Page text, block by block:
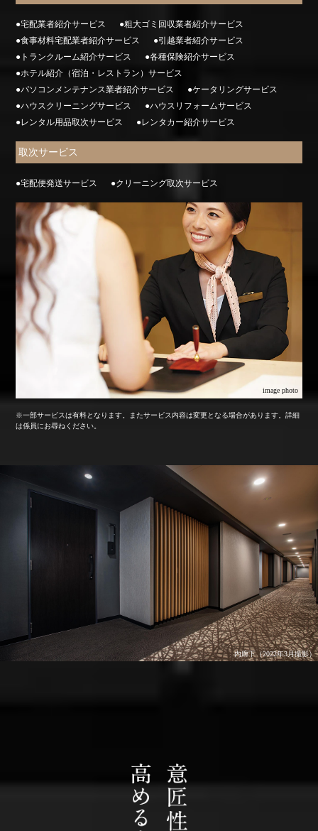
●宅配業者紹介サービス
●粗大ゴミ回収業者紹介サービス
●食事材料宅配業者紹介サービス
●引越業者紹介サービス
●トランクルーム紹介サービス
●各種保険紹介サービス
●ホテル紹介（宿泊・レストラン）サービス
●パソコンメンテナンス業者紹介サービス
●ケータリングサービス
●ハウスクリーニングサービス
●ハウスリフォームサービス
●レンタル用品取次サービス
●レンタカー紹介サービス
取次サービス
●宅配便発送サービス ●クリーニング取次サービス
image photo
※一部サービスは有料となります。またサービス内容は変更となる場合があります。詳細
は係員にお尋ねください。
内廊下（2022年3月撮影）